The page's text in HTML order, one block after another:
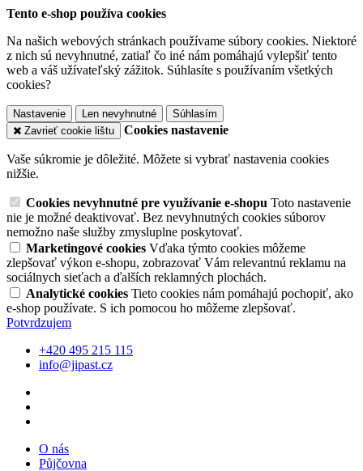
Tento e-shop používa cookies
Na našich webových stránkach používame súbory cookies. Niektoré
z nich sú nevyhnutné, zatiaľ čo iné nám pomáhajú vylepšiť tento
web a váš užívateľský zážitok. Súhlasíte s používaním všetkých
cookies?
Nastavenie Len nevyhnutné
Súhlasím
Zavrieť cookie lištu
Cookies nastavenie
Vaše súkromie je dôležité. Môžete si vybrať nastavenia cookies
nižšie.
Cookies nevyhnutné pre využívanie e-shopu Toto nastavenie
nie je možné deaktivovať. Bez nevyhnutných cookies súborov
nemožno naše služby zmysluplne poskytovať.
Marketingové cookies Vďaka týmto cookies môžeme
zlepšovať výkon e-shopu, zobrazovať Vám relevantnú reklamu na
sociálnych sieťach a ďalších reklamných plochách.
Analytické cookies Tieto cookies nám pomáhajú pochopiť, ako
e-shop používate. S ich pomocou ho môžeme zlepšovať.
Potvrdzujem
+420 495 215 115
info@jipast.cz
O nás
Půjčovna